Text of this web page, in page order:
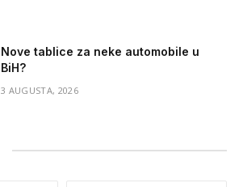
Nove tablice za neke automobile u
BiH?
3 AUGUSTA, 2026